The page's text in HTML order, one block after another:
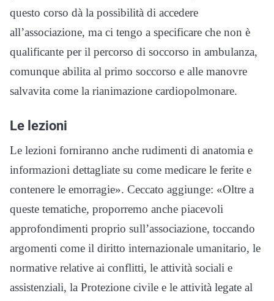
questo corso dà la possibilità di accedere
all’associazione, ma ci tengo a specificare che non è
qualificante per il percorso di soccorso in ambulanza,
comunque abilita al primo soccorso e alle manovre
salvavita come la rianimazione cardiopolmonare.
Le lezioni
Le lezioni forniranno anche rudimenti di anatomia e
informazioni dettagliate su come medicare le ferite e
contenere le emorragie». Ceccato aggiunge: «Oltre a
queste tematiche, proporremo anche piacevoli
approfondimenti proprio sull’associazione, toccando
argomenti come il diritto internazionale umanitario, le
normative relative ai conflitti, le attività sociali e
assistenziali, la Protezione civile e le attività legate al